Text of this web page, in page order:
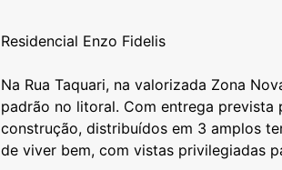
Residencial Enzo Fidelis
Na Rua Taquari, na valorizada Zona
padrão no litoral. Com entrega prevista
construção, distribuídos em 3 amplos
de viver bem, com vistas privilegiadas